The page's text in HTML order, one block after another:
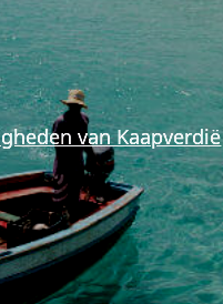
van Kaapverdië